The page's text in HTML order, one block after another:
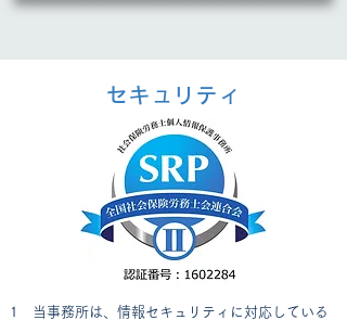
セキュリティ
​1 当事務所は、情報セキュリティに対応している